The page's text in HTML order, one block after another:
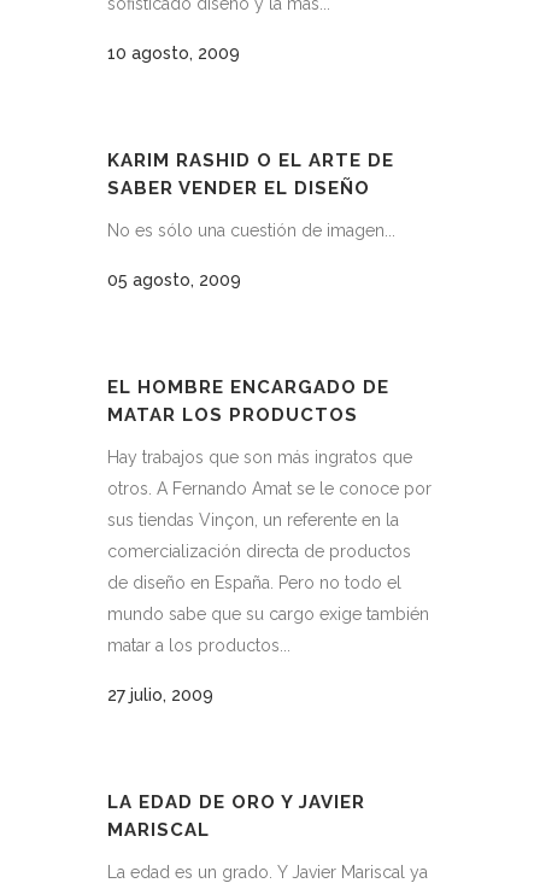
10 agosto, 2009
KARIM RASHID O EL ARTE DE
SABER VENDER EL DISEÑO
No es sólo una cuestión de imagen...
05 agosto, 2009
EL HOMBRE ENCARGADO DE
MATAR LOS PRODUCTOS
Hay trabajos que son más ingratos que
otros. A Fernando Amat se le conoce por
sus tiendas Vinçon, un referente en la
comercialización directa de productos
de diseño en España. Pero no todo el
mundo sabe que su cargo exige también
matar a los productos...
27 julio, 2009
LA EDAD DE ORO Y JAVIER
MARISCAL
La edad es un grado. Y Javier Mariscal ya